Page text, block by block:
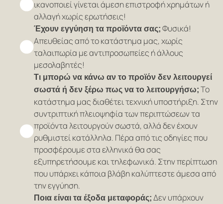
ικανοποιεί γίνεται άμεση επιστροφή χρημάτων ή
αλλαγή χωρίς ερωτήσεις!
Έχουν εγγύηση τα προϊόντα σας; Φυσικά!
Απευθείας από το κατάστημα μας, χωρίς
ταλαιπωρία με αντιπροσωπείες ή άλλους
μεσολαβητές!
Τι μπορώ να κάνω αν το προϊόν δεν λειτουργεί
σωστά ή δεν ξέρω πως να το λειτουργήσω; Το
κατάστημα μας διαθέτει τεχνική υποστήριξη. Στην
συντριπτική πλειοψηφία των περιπτώσεων τα
προϊόντα λειτουργούν σωστά, αλλά δεν έχουν
ρυθμιστεί κατάλληλα. Πέρα από τις οδηγίες που
προσφέρουμε στα ελληνικά θα σας
εξυπηρετήσουμε και τηλεφωνικά. Στην περίπτωση
που υπάρχει κάποια βλάβη καλύπτεστε άμεσα από
την εγγύηση.
Ποια είναι τα έξοδα μεταφοράς; Δεν υπάρχουν